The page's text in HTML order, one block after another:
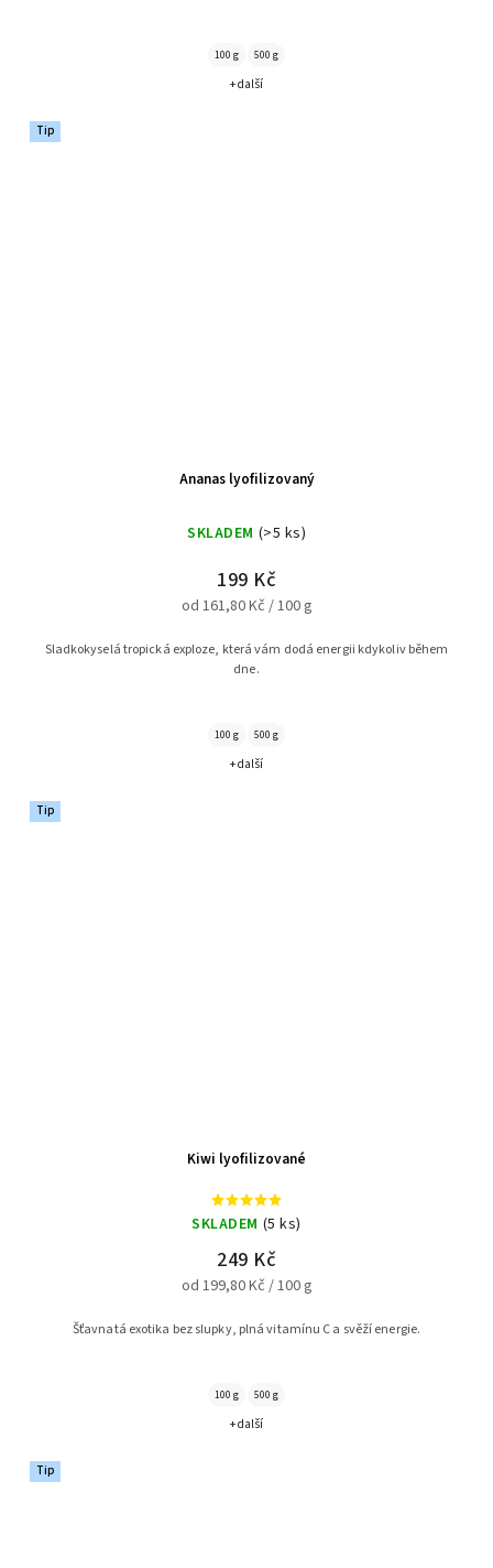
100 g 500 g
+ další
Tip
Ananas lyofilizovaný
SKLADEM (>5 ks)
199 Kč
od 161,80 Kč / 100 g
Sladkokyselá tropická exploze, která vám dodá energii kdykoliv během
dne.
100 g 500 g
+ další
Tip
Kiwi lyofilizované
SKLADEM (5 ks)
249 Kč
od 199,80 Kč / 100 g
Šťavnatá exotika bez slupky, plná vitamínu C a svěží energie.
100 g 500 g
+ další
Tip